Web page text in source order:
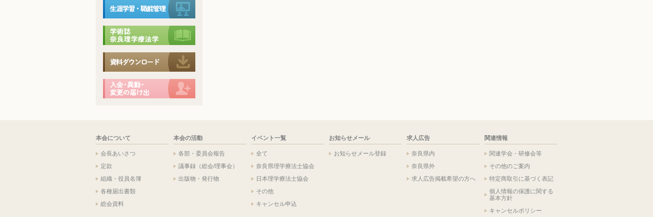
本会について
会長あいさつ
定款
組織・役員名簿
各種届出書類
総会資料
本会の活動
各部・委員会報告
議事録（総会/理事会）
出版物・発行物
イベント一覧
全て
奈良県理学療法士協会
日本理学療法士協会
その他
キャンセル申込
お知らせメール
お知らせメール登録
求人広告
奈良県内
奈良県外
求人広告掲載希望の方へ
関連情報
関連学会・研修会等
その他のご案内
特定商取引に基づく表記
個人情報の保護に関する
基本方針
キャンセルポリシー